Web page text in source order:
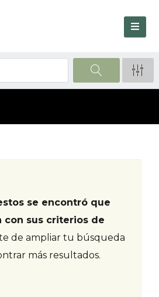
se encontró que
con sus criterios de
de ampliar tu búsqueda
más resultados.